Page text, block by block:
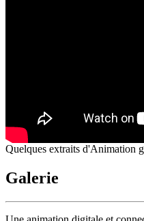
Quelques extraits d'Animation
Galerie